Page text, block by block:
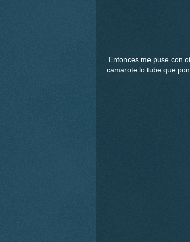
Entonces me puse con
camarote lo tube que